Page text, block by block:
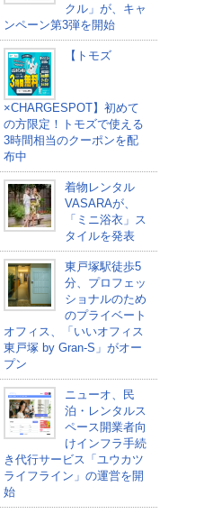
クル」が、キャ
ンペーン第3弾を開始
【トモズ
×CHARGESPOT】初めて
の方限定！トモズで使える
3時間相当のクーポンを配
布中
着物レンタル
VASARAが、
「ミニ浴衣」ス
タイルを発表
東戸塚駅徒歩5
分、プロフェッ
ショナルのため
のプライベート
オフィス、「いいオフィス
東戸塚 by Gran-S」がオー
プン
ニューオ、民
泊・レンタルス
ペース開業者向
けインフラ手続
き代行サービス「ユウカツ
ライフライン」の運営を開
始